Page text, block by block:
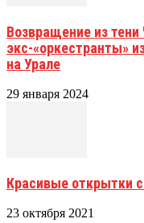
Возвращение из тени
экс-«оркестранты»
на Урале
29 января 2024
Красивые открытки
23 октября 2021